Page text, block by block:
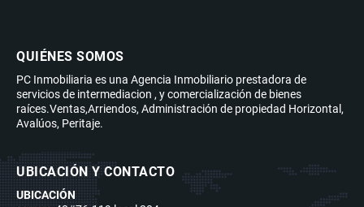
QUIÉNES SOMOS
PC Inmobiliaria es una Agencia Inmobiliario prestadora de
servicios de intermediacion , y comercialización de bienes
raíces.Ventas,Arriendos, Administración de propiedad Horizontal,
Avalúos, Peritaje.
UBICACIÓN Y CONTACTO